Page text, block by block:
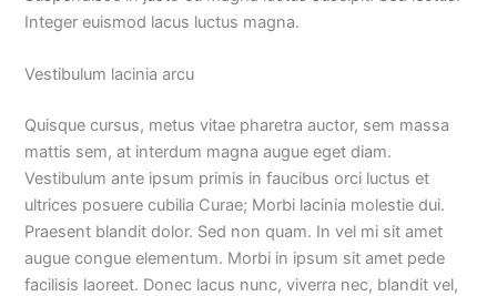
Integer euismod lacus luctus magna.
Vestibulum lacinia arcu
Quisque cursus, metus vitae pharetra auctor, sem massa
mattis sem, at interdum magna augue eget diam.
Vestibulum ante ipsum primis in faucibus orci luctus et
ultrices posuere cubilia Curae; Morbi lacinia molestie dui.
Praesent blandit dolor. Sed non quam. In vel mi sit amet
augue congue elementum. Morbi in ipsum sit amet pede
facilisis laoreet. Donec lacus nunc, viverra nec, blandit vel,